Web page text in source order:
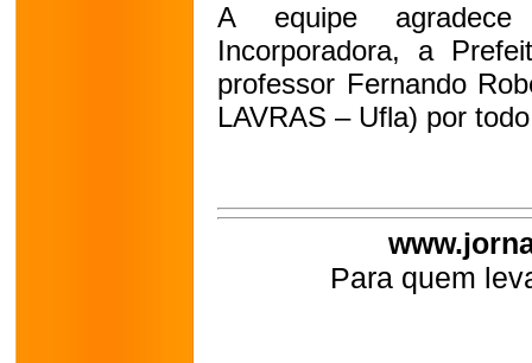
A equipe
Incorporadora, a
professor Fernando
LAVRAS – Ufla) por
Para quem